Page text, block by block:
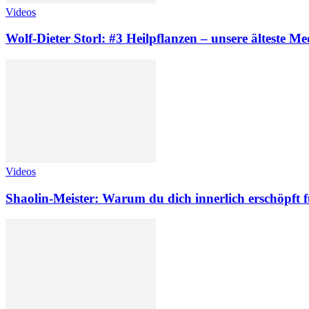
Videos
Wolf-Dieter Storl: #3 Heilpflanzen – unsere älteste
Videos
Shaolin-Meister: Warum du dich innerlich erschöpft